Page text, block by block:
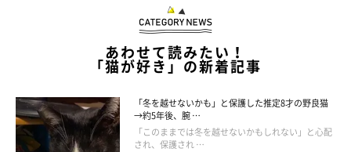
あわせて読みたい！
「猫が好き」の新着記事
「冬を越せないかも」と保護した推定8才の野良猫
→約5年後、腕 …
「このままでは冬を越せないかもしれない」と心配
され、保護され …